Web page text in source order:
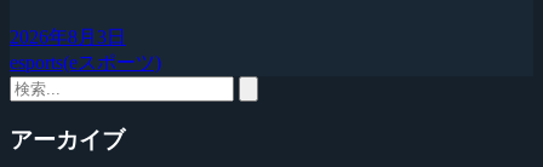
2026年8月3日
esports(eスポーツ)
アーカイブ